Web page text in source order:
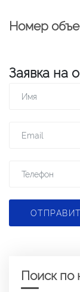
Номер
Заявка на
Поиск по